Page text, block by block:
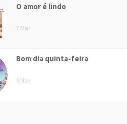
O amor é lindo
2 Mar
Bom dia quinta-feira
9 Nov